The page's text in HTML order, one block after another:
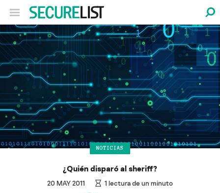
NOTICIAS
¿Quién disparó al sheriff?
20 MAY 2011 1 lectura de un minuto